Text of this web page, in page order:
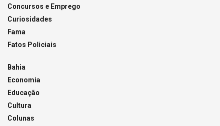
Concursos e Emprego
Curiosidades
Fama
Fatos Policiais
Bahia
Economia
Educação
Cultura
Colunas